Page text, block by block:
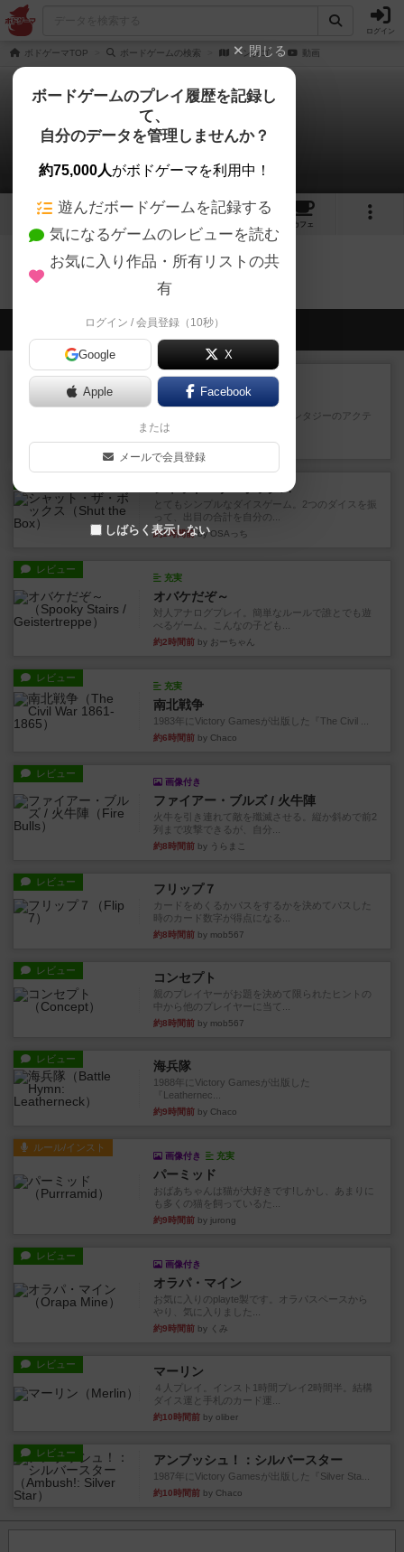
ログイン
ボドゲーマTOP ボードゲームの検索 ペンタゴ 動画
ペンタゴ
0件の動画
1 6
カフェ
ペンタゴのトップに戻る
会員の新しい投稿
レビュー
エコーズ・オブ・タイム
カードゲームにファイナルファンタジーのアクテ
ィブタイムバトル（もしくは...
34分前by ジェイとと
シャット・ザ・ボックス
とてもシンプルなダイスゲーム。2つのダイスを振
って、出目の合計を自分の...
約1時間前by OSAっち
レビュー
充実
オバケだぞ～
対人アナログプレイ。簡単なルールで誰とでも遊
べるゲーム。こんなの子ども...
約2時間前 by おーちゃん
レビュー
充実
南北戦争
1983年にVictory Gamesが出版した『The Civil ...
約6時間前 by Chaco
レビュー
画像付き
ファイアー・ブルズ / 火牛陣
火牛を引き連れて敵を殲滅させる。縦か斜めで前2
列まで攻撃できるが、自分...
約8時間前 by うらまこ
レビュー フリップ７
カードをめくるかパスをするかを決めてパスした
時のカード数字が得点になる...
約8時間前 by mob567
レビュー コンセプト
親のプレイヤーがお題を決めて限られたヒントの
中から他のプレイヤーに当て...
約8時間前 by mob567
レビュー 海兵隊
1988年にVictory Gamesが出版した
『Leathernec...
約9時間前 by Chaco
ルール/インスト
画像付き 充実
パーミッド
おばあちゃんは猫が大好きです!しかし、あまりに
も多くの猫を飼っているた...
約9時間前 by jurong
レビュー
画像付き
オラパ・マイン
お気に入りのplayte製です。オラパスペースから
やり、気に入りました...
約9時間前 by くみ
レビュー マーリン
４人プレイ。インスト1時間プレイ2時間半。結構
ダイス運と手札のカード運...
約10時間前 by oliber
レビュー アンブッシュ！：シルバースター
1987年にVictory Gamesが出版した『Silver Sta...
約10時間前 by Chaco
閉じる
ボードゲームのプレイ履歴を記録し
て、
自分のデータを管理しませんか？
約75,000人がボドゲーマを利用中！
遊んだボードゲームを記録する
気になるゲームのレビューを読む
お気に入り作品・所有リストの共
有
ログイン / 会員登録（10秒）
Google X
Apple Facebook
または
メールで会員登録
しばらく表示しない